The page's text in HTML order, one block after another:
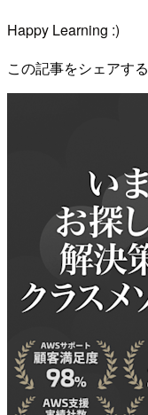
Happy Learning :)
この記事をシェアする